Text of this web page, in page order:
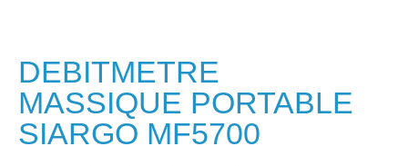
DEBITMETRE
MASSIQUE PORTABLE
SIARGO MF5700